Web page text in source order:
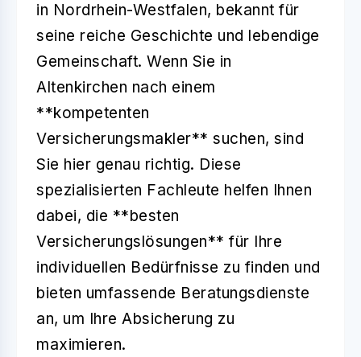
in Nordrhein-Westfalen, bekannt für
seine reiche Geschichte und lebendige
Gemeinschaft. Wenn Sie in
Altenkirchen nach einem
**kompetenten
Versicherungsmakler** suchen, sind
Sie hier genau richtig. Diese
spezialisierten Fachleute helfen Ihnen
dabei, die **besten
Versicherungslösungen** für Ihre
individuellen Bedürfnisse zu finden und
bieten umfassende Beratungsdienste
an, um Ihre Absicherung zu
maximieren.